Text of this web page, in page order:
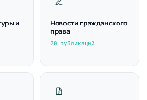
и
Новости гражданского
права
20 публикаций